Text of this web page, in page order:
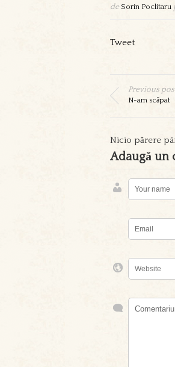
de Sorin Poclitaru
Tweet
Previous
N-am scăpat
Nicio părere
Adaugă un